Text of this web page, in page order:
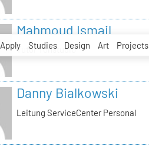
Apply Studies Design Art Projects
Mahmoud Ismail
Tutor Tonstudio
Danny Bialkowski
Leitung ServiceCenter Personal